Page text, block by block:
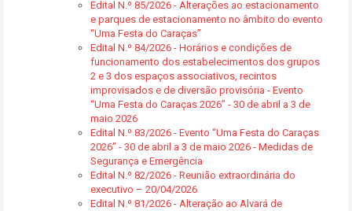
Edital N.º 85/2026 - Alterações ao estacionamento
e parques de estacionamento no âmbito do evento
“Uma Festa do Caraças”
Edital N.º 84/2026 - Horários e condições de
funcionamento dos estabelecimentos dos grupos
2 e 3 dos espaços associativos, recintos
improvisados e de diversão provisória - Evento
“Uma Festa do Caraças 2026” - 30 de abril a 3 de
maio 2026
Edital N.º 83/2026 - Evento “Uma Festa do Caraças
2026” - 30 de abril a 3 de maio 2026 - Medidas de
Segurança e Emergência
Edital N.º 82/2026 - Reunião extraordinária do
executivo – 20/04/2026
Edital N.º 81/2026 - Alteração ao Alvará de